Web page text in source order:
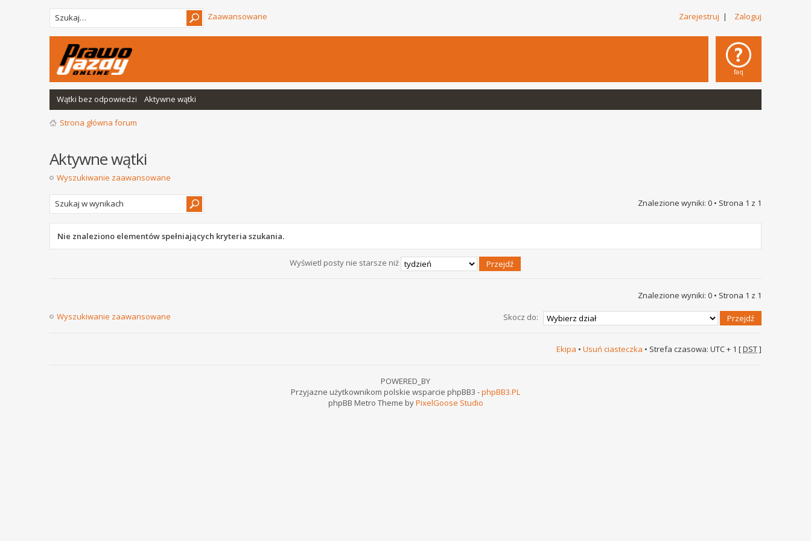
Zarejestruj | Zaloguj
Zaawansowane
faq
Wątki bez odpowiedzi Aktywne wątki
Strona główna forum
Aktywne wątki
Wyszukiwanie zaawansowane
Znalezione wyniki: 0 • Strona 1 z 1
Nie znaleziono elementów spełniających kryteria szukania.
Wyświetl posty nie starsze niż
Znalezione wyniki: 0 • Strona 1 z 1
Wyszukiwanie zaawansowane
Skocz do:
Ekipa • Usuń ciasteczka • Strefa czasowa: UTC + 1 [DST]
POWERED_BY
Przyjazne użytkownikom polskie wsparcie phpBB3 -phpBB3.PL
phpBB Metro Theme byPixelGoose Studio